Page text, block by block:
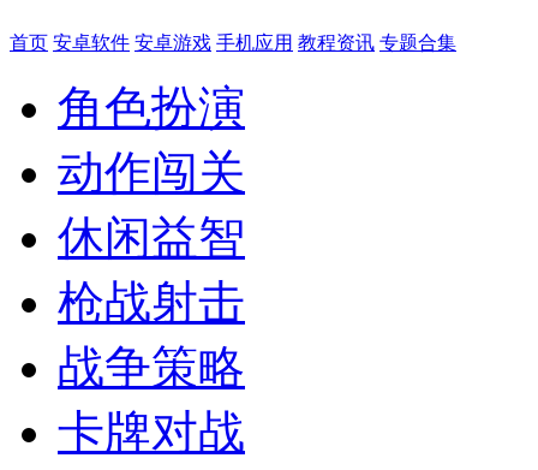
首页 安卓软件 安卓游戏 手机应用 教程资讯 专题合集
角色扮演
动作闯关
休闲益智
枪战射击
战争策略
卡牌对战